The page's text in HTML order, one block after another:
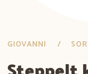
GIOVANNI